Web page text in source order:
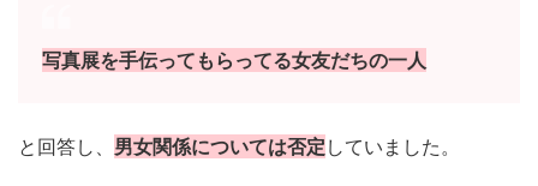
写真展を手伝ってもらってる女友だちの一人
と回答し、 男女関係については否定 していました。